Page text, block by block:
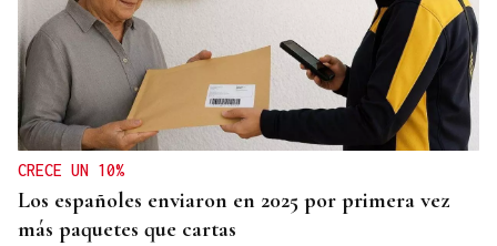
CRECE UN 10%
Los españoles enviaron en 2025 por primera vez
más paquetes que cartas